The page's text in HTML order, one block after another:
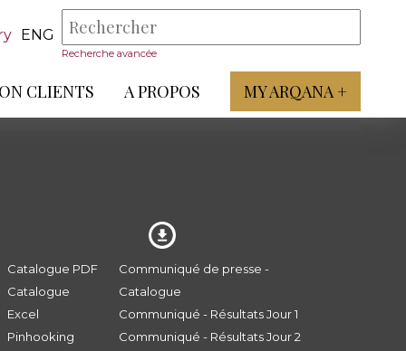
ENG
Recherche avancée
CLIENTS A PROPOS MY ARQANA +
Catalogue PDF
Catalogue
Excel
Pinhooking
Communiqué de presse -
Catalogue
Communiqué - Résultats Jour 1
Communiqué - Résultats Jour 2